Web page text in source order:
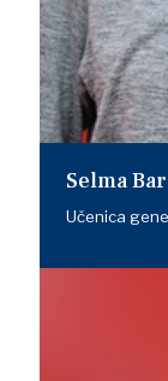
Selma
Učenica